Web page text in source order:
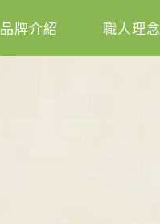
品牌介紹 職人理念